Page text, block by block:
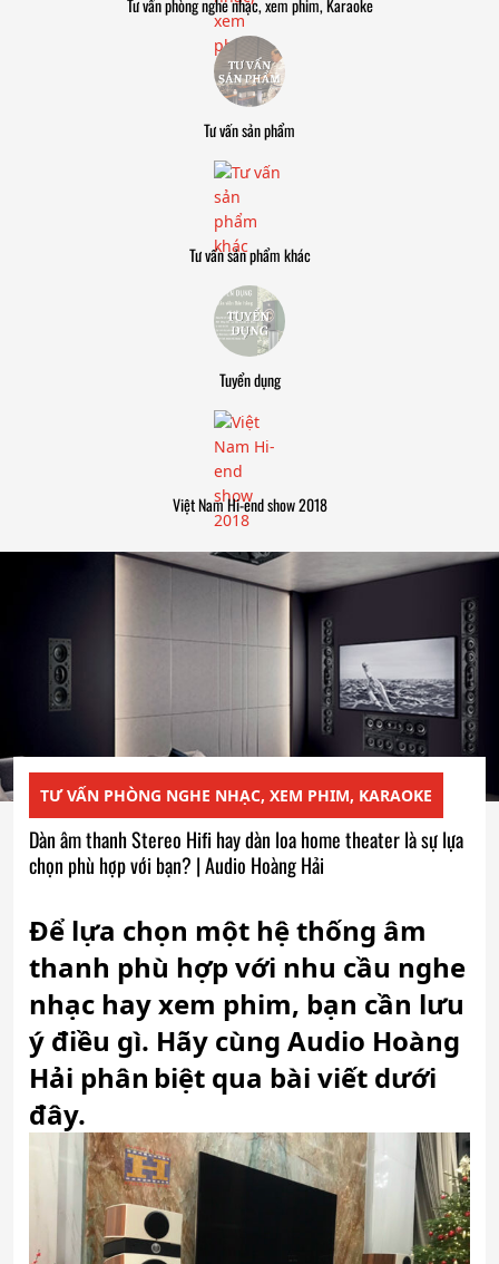
Tư vấn phòng nghe nhạc, xem phim, Karaoke
Tư vấn sản phẩm
Tư vấn sản phẩm khác
Tuyển dụng
Việt Nam Hi-end show 2018
TƯ VẤN PHÒNG NGHE NHẠC, XEM PHIM, KARAOKE
Dàn âm thanh Stereo Hifi hay dàn loa home theater là sự lựa
chọn phù hợp với bạn? | Audio Hoàng Hải
Để lựa chọn một hệ thống âm
thanh phù hợp với nhu cầu nghe
nhạc hay xem phim, bạn cần lưu
ý điều gì. Hãy cùng Audio Hoàng
Hải phân biệt qua bài viết dưới
đây.